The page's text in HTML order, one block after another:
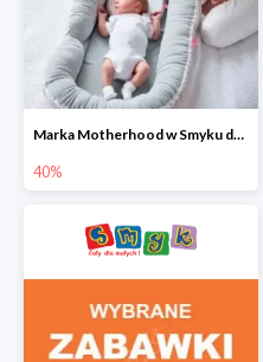
Marka Motherhood w Smyku do -40%
40%